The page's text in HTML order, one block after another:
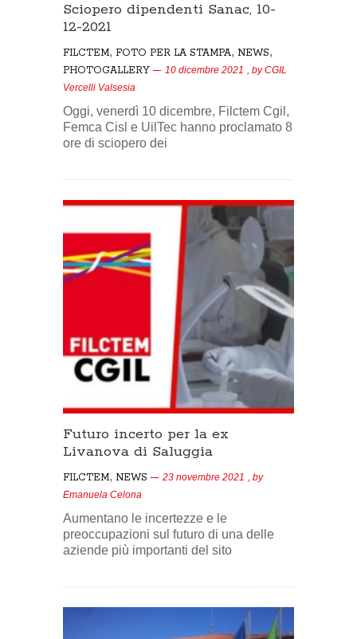
Sciopero dipendenti Sanac, 10-
12-2021
FILCTEM, FOTO PER LA STAMPA, NEWS,
PHOTOGALLERY 10 dicembre 2021 , byCGIL
Vercelli Valsesia
Oggi, venerdì 10 dicembre, Filctem Cgil,
Femca Cisl e UilTec hanno proclamato 8
ore di sciopero dei
Futuro incerto per la ex
Livanova di Saluggia
FILCTEM, NEWS 23 novembre 2021
, by
Emanuela Celona
Aumentano le incertezze e le
preoccupazioni sul futuro di una delle
aziende più importanti del sito